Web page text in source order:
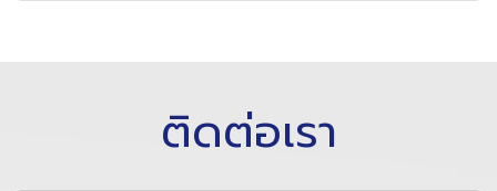
ติดต่อเรา